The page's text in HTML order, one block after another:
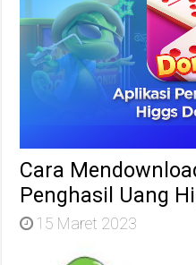
Cara
Penghasil Uang
15 Maret 2023